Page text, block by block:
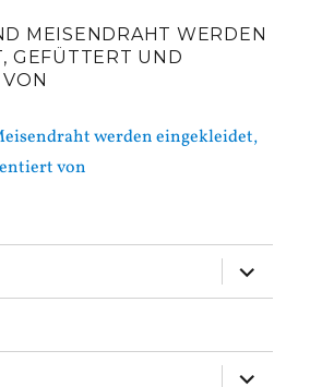
MEISENDRAHT WERDEN
GEFÜTTERT UND